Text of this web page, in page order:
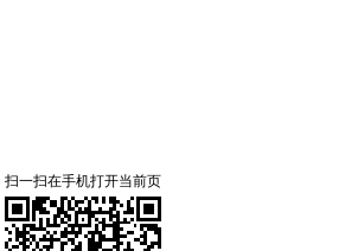
扫一扫在手机打开当前页